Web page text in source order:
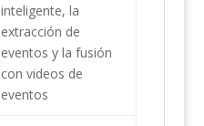
inteligente, la
extracción de
eventos y la fusión
con videos de
eventos